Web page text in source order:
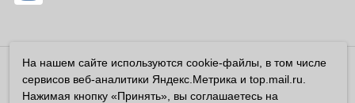
Владелец сайта ООО «Суперфарма» ОГРН 1032700302194
Все права защищены ©2026
На нашем сайте используются cookie-файлы, в том числе
сервисов веб-аналитики Яндекс.Метрика и top.mail.ru.
Нажимая кнопку «Принять», вы соглашаетесь на